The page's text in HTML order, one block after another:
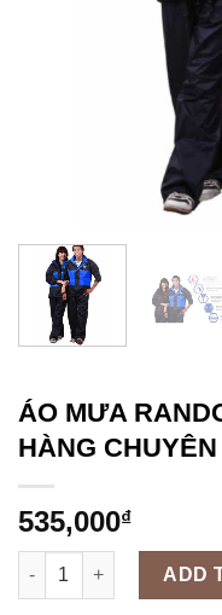
ÁO MƯA
HÀNG
535,000₫
ÁO MƯA RANDO BỘ
ADD